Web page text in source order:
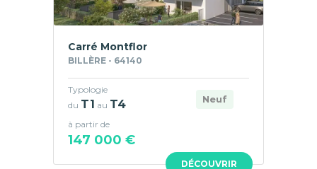
DÉCOUVRIR
Carré Montflor
BILLÈRE - 64140
Neuf
Typologie
du T1 au T4
à partir de
147 000 €